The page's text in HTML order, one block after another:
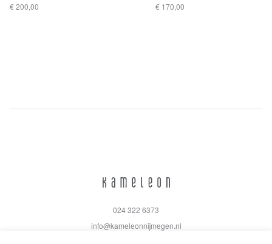
€ 200,00
€ 170,00
024 322 6373
info@kameleonnijmegen.nl